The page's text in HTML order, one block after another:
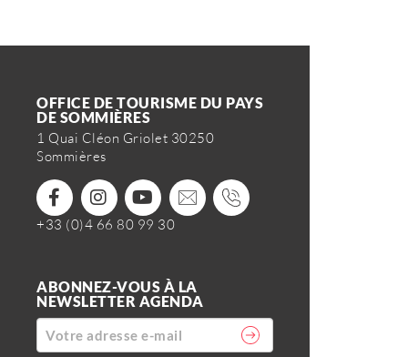
OFFICE DE TOURISME DU PAYS
DE SOMMIÈRES
1 Quai Cléon Griolet 30250
Sommières
+33 (0)4 66 80 99 30
ABONNEZ-VOUS À LA
NEWSLETTER AGENDA